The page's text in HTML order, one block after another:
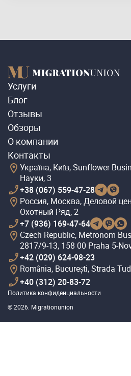
Услуги
Блог
Отзывы
Обзоры
О компании
Контакты
Україна, Київ, Sunflower
Науки, 3
+38 (067) 559-47-28
Россия, Москва, Деловой
Охотный Ряд, 2
+7 (936) 169-47-64
Czech Republic, Metronom
2817/9-13, 158 00 Praha 5-
+42 (029) 624-98-23
România, București, Strada
+40 (312) 20-83-72
© 2026. Migrationunion
Политика конфиденциальности